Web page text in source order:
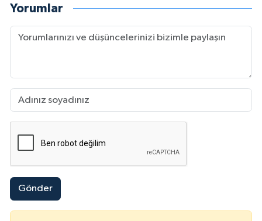
Yorumlar
Gönder